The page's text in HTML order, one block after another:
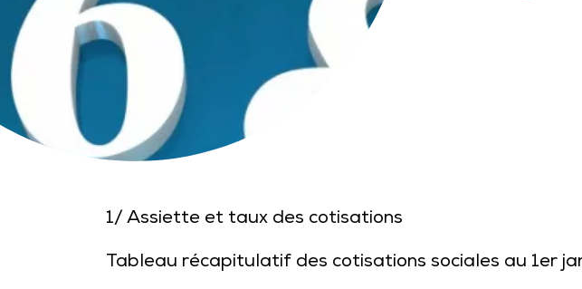
1/ Assiette et taux des cotisations
Tableau récapitulatif des cotisations sociales au 1er